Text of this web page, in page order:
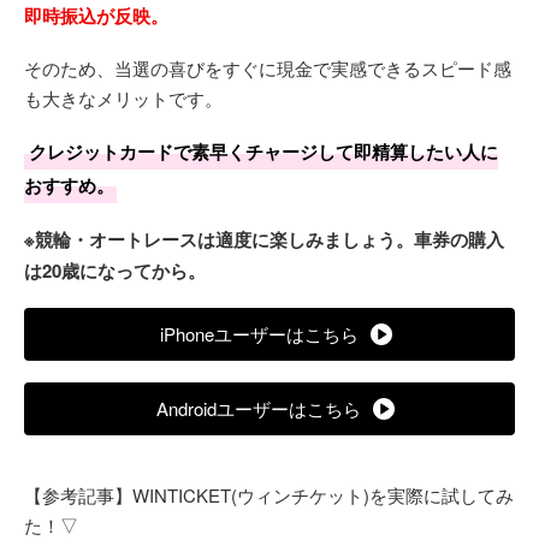
即時振込が反映。
そのため、当選の喜びをすぐに現金で実感できるスピード感
も大きなメリットです。
クレジットカードで素早くチャージして即精算したい人に
おすすめ。
※競輪・オートレースは適度に楽しみましょう。車券の購入
は20歳になってから。
iPhoneユーザーはこちら
Androidユーザーはこちら
【参考記事】WINTICKET(ウィンチケット)を実際に試してみ
た！▽